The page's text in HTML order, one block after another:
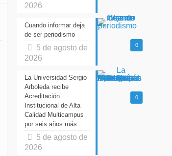
2026
0
Cuando informar deja
de ser periodismo
5 de agosto de
2026
0
La Universidad Sergio
Arboleda recibe
Acreditación
Institucional de Alta
Calidad Multicampus
por seis años más
5 de agosto de
2026